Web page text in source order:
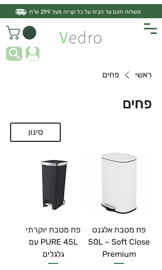
משלוח חינם עד הבית על כל קנייה מעל 299 ש"ח
ראשי פחים
פחים
סינון
פח מטבח אלגנט
50L – Soft Close
Premium
פח מטבח יוקרתי
PURE 45L עם
גלגלים